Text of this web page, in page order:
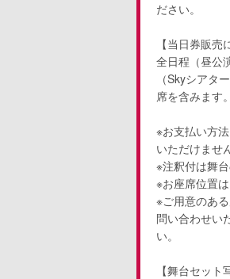
ださい。
【当日券販
全日程（昼公
（Skyシアタ
席を含みます
※お支払い方
いただけませ
※注釈付は舞
※お座席位置
※ご用意のあ
問い合わせい
い。
【舞台セット